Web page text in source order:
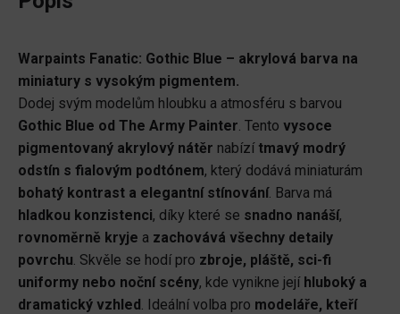
Warpaints Fanatic: Gothic Blue – akrylová barva na
miniatury s vysokým pigmentem.
Dodej svým modelům hloubku a atmosféru s barvou
Gothic Blue od The Army Painter . Tento vysoce
pigmentovaný akrylový nátěr nabízí tmavý modrý
odstín s fialovým podtónem, který dodává miniaturám
bohatý kontrast a elegantní stínování. Barva má
hladkou konzistenci, díky které se snadno nanáší,
rovnoměrně kryje a zachovává všechny detaily
povrchu . Skvěle se hodí pro zbroje, pláště, sci-fi
uniformy nebo noční scény, kde vynikne její hluboký a
dramatický vzhled . Ideální volba pro modeláře, kteří